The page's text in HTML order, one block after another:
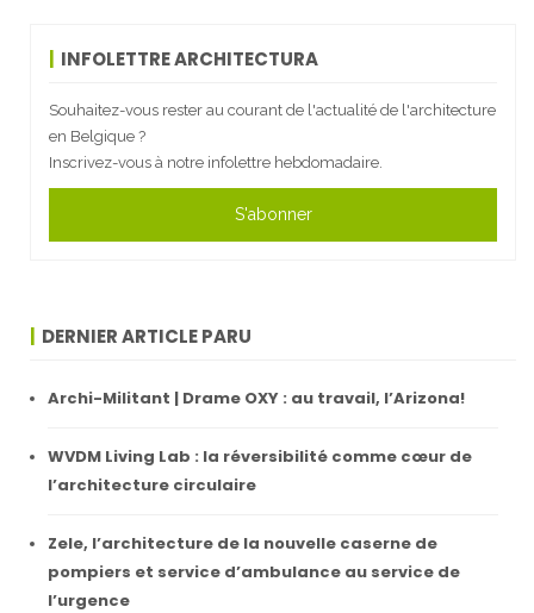
INFOLETTRE ARCHITECTURA
Souhaitez-vous rester au courant de l'actualité de l'architecture
en Belgique ?
Inscrivez-vous à notre infolettre hebdomadaire.
S'abonner
DERNIER ARTICLE PARU
Archi-Militant | Drame OXY : au travail, l’Arizona!
WVDM Living Lab : la réversibilité comme cœur de
l’architecture circulaire
Zele, l’architecture de la nouvelle caserne de
pompiers et service d’ambulance au service de
l’urgence